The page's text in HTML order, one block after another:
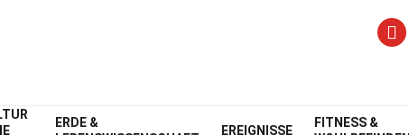
ERDE &
EREIGNISSE
FITNESS &
Fakten Physikalische Wissenschaften Fakten